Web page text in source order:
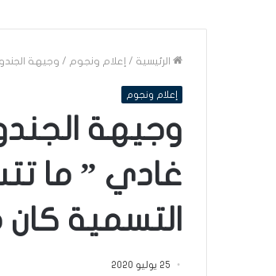
الرئيسية / إعلام ونجوم / وجيهة
إعلام ونجوم
وجيهة
غادي ” ما
التسمية
25 يوليو 2020